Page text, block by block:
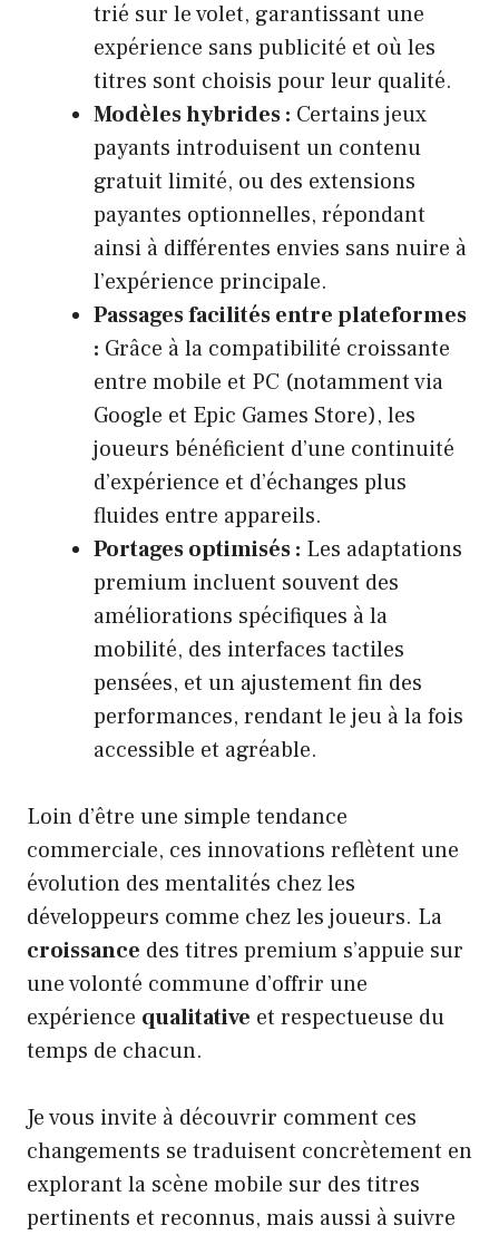
trié sur le volet, garantissant une
expérience sans publicité et où les
titres sont choisis pour leur qualité.
Modèles hybrides : Certains jeux
payants introduisent un contenu
gratuit limité, ou des extensions
payantes optionnelles, répondant
ainsi à différentes envies sans nuire à
l’expérience principale.
Passages facilités entre plateformes
: Grâce à la compatibilité croissante
entre mobile et PC (notamment via
Google et Epic Games Store), les
joueurs bénéficient d’une continuité
d’expérience et d’échanges plus
fluides entre appareils.
Portages optimisés : Les adaptations
premium incluent souvent des
améliorations spécifiques à la
mobilité, des interfaces tactiles
pensées, et un ajustement fin des
performances, rendant le jeu à la fois
accessible et agréable.
Loin d’être une simple tendance
commerciale, ces innovations reflètent une
évolution des mentalités chez les
développeurs comme chez les joueurs. La
croissance des titres premium s’appuie sur
une volonté commune d’offrir une
expérience qualitative et respectueuse du
temps de chacun.
Je vous invite à découvrir comment ces
changements se traduisent concrètement en
explorant la scène mobile sur des titres
pertinents et reconnus, mais aussi à suivre